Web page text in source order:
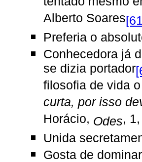
Alberto Soares
Preferia o
Conhecedora já
se dizia portador
filosofia de vida
curta, por isso
Horácio, Odes,
Unida
Gosta de